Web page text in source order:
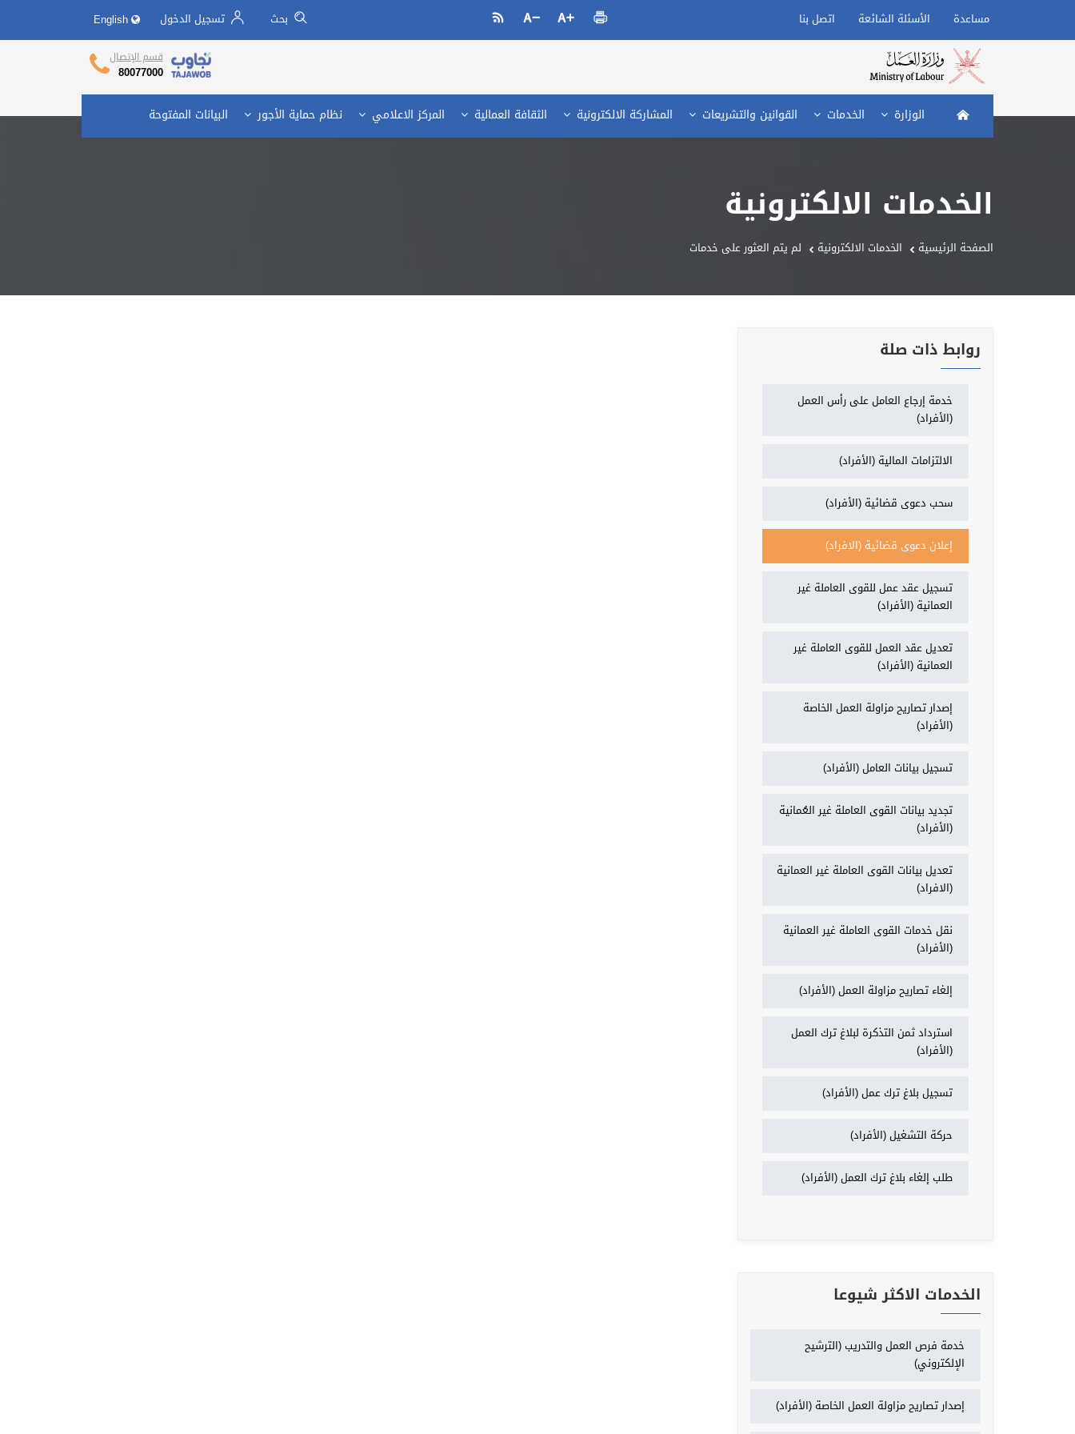
مساعدة الأسئلة الشائعة اتصل بنا بحث
تسجيل الدخول
قسم الإتصال
80077000
تجاوب وزارة العمل
الصفحة الرئيسية
الوزارة الخدمات القوانين والتشريعات المشاركة الالكترونية الثقافة العمالية المركز الاعلامي نظام حماية الأجور البيانات المفتوحة
الخدمات الالكترونية
الصفحة الرئيسية الخدمات الالكترونية لم يتم العثور على خدمات
روابط ذات صلة
خدمة إرجاع العامل على رأس العمل
(الأفراد)
الالتزامات المالية (الأفراد)
سحب دعوى قضائية (الأفراد)
إعلان دعوى قضائية (الافراد)
تسجيل عقد عمل للقوى العاملة غير
العمانية (الأفراد)
تعديل عقد العمل للقوى العاملة غير
العمانية (الأفراد)
إصدار تصاريح مزاولة العمل الخاصة
(الأفراد)
تسجيل بيانات العامل (الأفراد)
تجديد بيانات القوى العاملة غير العُمانية
(الأفراد)
تعديل بيانات القوى العاملة غير العمانية
(الافراد)
نقل خدمات القوى العاملة غير العمانية
(الأفراد)
إلغاء تصاريح مزاولة العمل (الأفراد)
استرداد ثمن التذكرة لبلاغ ترك العمل
(الأفراد)
تسجيل بلاغ ترك عمل (الأفراد)
حركة التشغيل (الأفراد)
طلب إلغاء بلاغ ترك العمل (الأفراد)
الخدمات الاكثر شيوعا
خدمة فرص العمل والتدريب (الترشيح
الإلكتروني)
إصدار تصاريح مزاولة العمل الخاصة (الأفراد)